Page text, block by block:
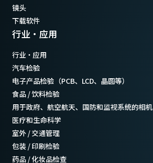
镜头
下载软件
行业·应用
行业·应用
汽车检验
电子产品检验（PCB、LCD、晶圆等）
食品 / 饮料检验
用于政府、航空航天、国防和监视系统的相机
医疗和生命科学
室外 / 交通管理
包装 / 印刷检验
药品 / 化妆品检查